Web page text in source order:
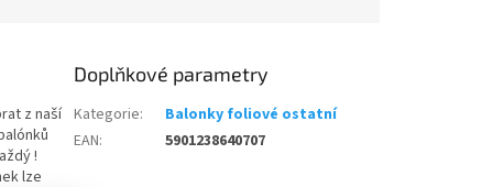
z naší
!
lze
Doplňkové parametry
Kategorie:
Balonky foliové ostatní
EAN: 5901238640707